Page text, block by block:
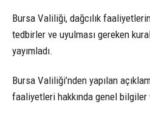
Bursa Valiliği, dağcılık
tedbirler ve uyulması gereken
yayımladı.
Bursa Valiliği’nden yapılan
faaliyetleri hakkında genel bilgiler